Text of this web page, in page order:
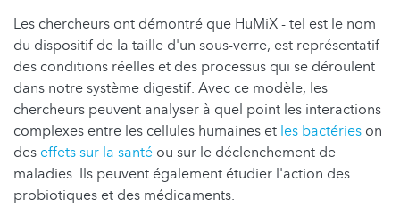
Les chercheurs ont démontré que HuMiX- tel est le nom
du dispositif de la taille d'un sous-verre, est représentatif
des conditions réelles et des processus qui se déroulent
dans notre système digestif. Avec ce modèle, les
chercheurs peuvent analyser à quel point les interactions
complexes entre les cellules humaines et les bactéries on
des effets sur la santé ou sur le déclenchement de
maladies. Ils peuvent également étudier l'action des
probiotiques et des médicaments.